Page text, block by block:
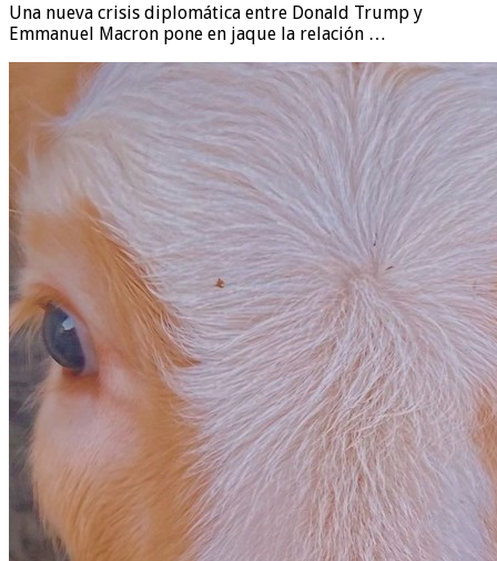
Una nueva crisis diplomática entre Donald Trump y
Emmanuel Macron pone en jaque la relación …